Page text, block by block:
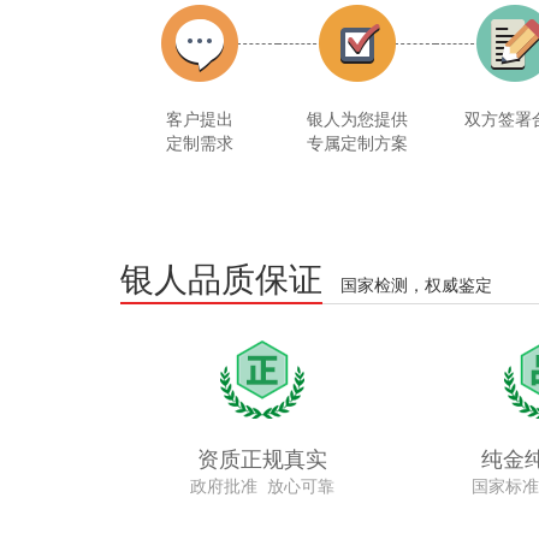
客户提出
定制需求
银人为您提供
专属定制方案
双方签署
银人品质保证 国家检测，权威鉴定
资质正规真实
政府批准 放心可靠
纯金
国家标